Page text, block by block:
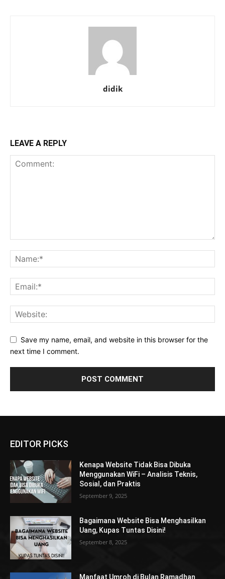
didik
LEAVE A REPLY
Save my name, email, and website in this browser for the
next time I comment.
EDITOR PICKS
Kenapa Website Tidak Bisa Dibuka
Menggunakan WiFi – Analisis Teknis,
Sosial, dan Praktis
September 9, 2025
Bagaimana Website Bisa Menghasilkan
Uang, Kupas Tuntas Disini!
September 8, 2025
Manfaat Umroh di Bulan Ramadhan